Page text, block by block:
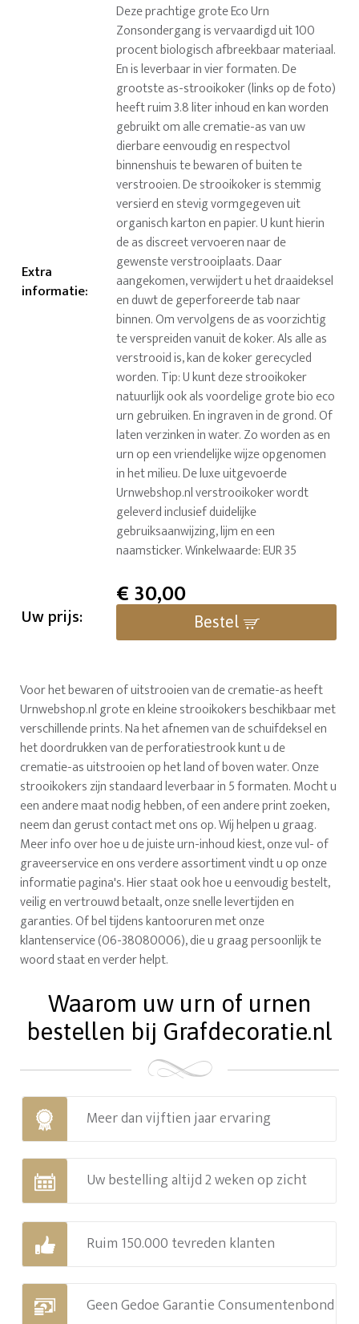
Extra
informatie:
Deze prachtige grote Eco Urn
Zonsondergang is vervaardigd uit 100
procent biologisch afbreekbaar materiaal.
En is leverbaar in vier formaten. De
grootste as-strooikoker (links op de foto)
heeft ruim 3.8 liter inhoud en kan worden
gebruikt om alle crematie-as van uw
dierbare eenvoudig en respectvol
binnenshuis te bewaren of buiten te
verstrooien. De strooikoker is stemmig
versierd en stevig vormgegeven uit
organisch karton en papier. U kunt hierin
de as discreet vervoeren naar de
gewenste verstrooiplaats. Daar
aangekomen, verwijdert u het draaideksel
en duwt de geperforeerde tab naar
binnen. Om vervolgens de as voorzichtig
te verspreiden vanuit de koker. Als alle as
verstrooid is, kan de koker gerecycled
worden. Tip: U kunt deze strooikoker
natuurlijk ook als voordelige grote bio eco
urn gebruiken. En ingraven in de grond. Of
laten verzinken in water. Zo worden as en
urn op een vriendelijke wijze opgenomen
in het milieu. De luxe uitgevoerde
Urnwebshop.nl verstrooikoker wordt
geleverd inclusief duidelijke
gebruiksaanwijzing, lijm en een
naamsticker. Winkelwaarde: EUR 35
Uw prijs:
€30,00
Bestel
Voor het bewaren of uitstrooien van de crematie-as heeft
Urnwebshop.nl grote en kleine strooikokers beschikbaar met
verschillende prints. Na het afnemen van de schuifdeksel en
het doordrukken van de perforatiestrook kunt u de
crematie-as uitstrooien op het land of boven water. Onze
strooikokers zijn standaard leverbaar in 5 formaten. Mocht u
een andere maat nodig hebben, of een andere print zoeken,
neem dan gerust contact met ons op. Wij helpen u graag.
Meer info over hoe u de juiste urn-inhoud kiest, onze vul- of
graveerservice en ons verdere assortiment vindt u op onze
informatie pagina's. Hier staat ook hoe u eenvoudig bestelt,
veilig en vertrouwd betaalt, onze snelle levertijden en
garanties. Of bel tijdens kantooruren met onze
klantenservice (06-38080006), die u graag persoonlijk te
woord staat en verder helpt.
Waarom uw urn of urnen
bestellen bij Grafdecoratie.nl
Meer dan vijftien jaar ervaring
Uw bestelling altijd 2 weken op zicht
Ruim 150.000 tevreden klanten
Geen Gedoe Garantie Consumentenbond